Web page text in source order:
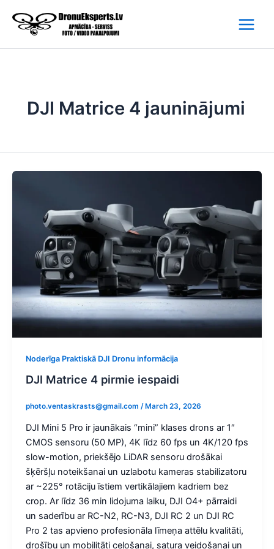
content
DJI Matrice 4 jauninājumi
Noderīga Praktiskā DJI Dronu informācija
DJI Matrice 4 pirmie iespaidi
photo.ventaskrasts@gmail.com / March 23, 2026
DJI Mini 5 Pro ir jaunākais “mini” klases drons ar 1″
CMOS sensoru (50 MP), 4K līdz 60 fps un 4K/120 fps
slow-motion, priekšējo LiDAR sensoru drošākai
šķēršļu noteikšanai un uzlabotu kameras stabilizatoru
ar ~225° rotāciju īstiem vertikālajiem kadriem bez
crop. Ar līdz 36 min lidojuma laiku, DJI O4+ pārraidi
un saderību ar RC-N2, RC-N3, DJI RC 2 un DJI RC
Pro 2 tas apvieno profesionāla līmeņa attēlu kvalitāti,
drošību un mobilitāti ceļošanai, satura veidošanai un